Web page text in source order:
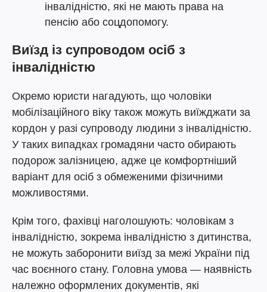
інвалідністю, які не мають права на
пенсію або соцдопомогу.
Виїзд із супроводом осіб з
інвалідністю
Окремо юристи нагадують, що чоловіки
мобілізаційного віку також можуть виїжджати за
кордон у разі супроводу людини з інвалідністю.
У таких випадках громадяни часто обирають
подорож залізницею, адже це комфортніший
варіант для осіб з обмеженими фізичними
можливостями.
Крім того, фахівці наголошують: чоловікам з
інвалідністю, зокрема інвалідністю з дитинства,
не можуть заборонити виїзд за межі України під
час воєнного стану. Головна умова — наявність
належно оформлених документів, які